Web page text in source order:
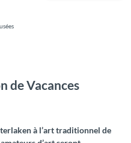
de Vacances
à l’art traditionnel de